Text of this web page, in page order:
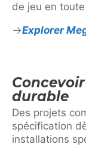
de jeu en
Explorer
durable
Des projets
spécification
installations